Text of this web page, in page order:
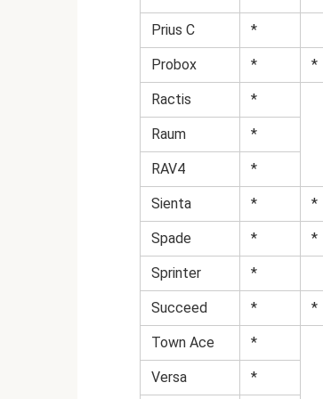
Prius C *
Probox * *
Ractis *
Raum *
RAV4 *
Sienta * *
Spade * *
Sprinter *
Succeed * *
Town Ace *
Versa *